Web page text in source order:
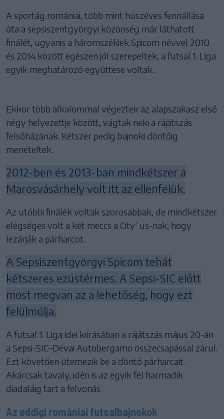
A sportág romániai, több mint húszéves fennállása
óta a sepsiszentgyörgyi közönség már láthatott
finálét, ugyanis a háromszékiek Spicom névvel 2010
és 2014 között egészen jól szerepeltek, a futsal 1. Liga
egyik meghatározó együttese voltak.
Ekkor több alkalommal végeztek az alapszakasz első
négy helyezettje között, vágtak neki a rájátszás
felsőházának. Kétszer pedig bajnoki döntőig
meneteltek.
2012-ben és 2013-ban mindkétszer a
Marosvásárhely volt itt az ellenfelük.
Az utóbbi finálék voltak szorosabbak, de mindkétszer
elégséges volt a két meccs a City`us-nak, hogy
lezárják a párharcot.
A Sepsiszentgyörgyi Spicom tehát
kétszeres ezüstérmes. A Sepsi-SIC előtt
most megvan az a lehetőség, hogy ezt
felülmúlja.
A futsal 1. Liga idei kiírásában a rájátszás május 20-án
a Sepsi-SIC–Dévai Autobergamo összecsapással zárul.
Ezt követően ütemezik be a döntő párharcait.
Akárcsak tavaly, idén is az egyik fél harmadik
diadaláig tart a felvonás.
Az eddigi romániai futsalbajnokok